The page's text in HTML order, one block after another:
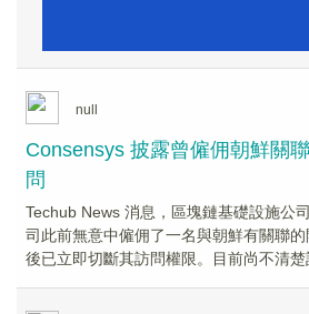
null
Consensys 披露曾僱佣朝鮮關
問
Techub News 消息，區塊鏈基礎設施公
司此前無意中僱佣了一名與朝鮮有關聯
後已立即切斷其訪問權限。目前尚不清楚